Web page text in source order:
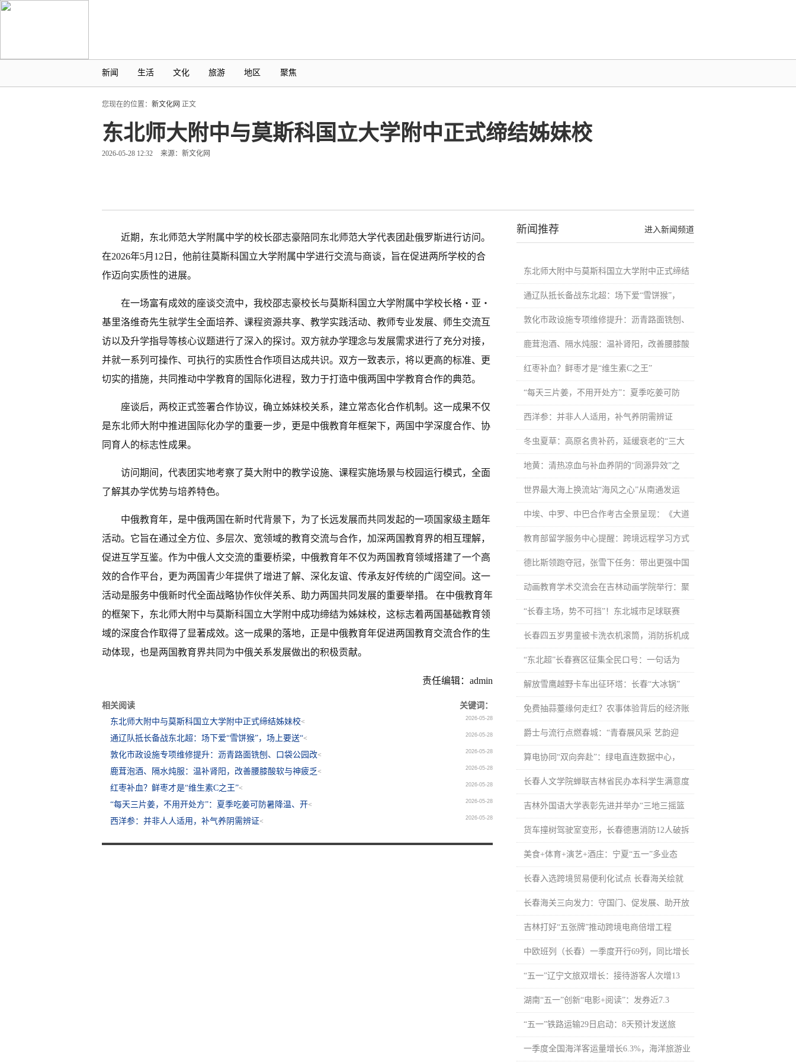
新闻 生活 文化 旅游 地区 聚焦
您现在的位置： 新文化网 正文
东北师大附中与莫斯科国立大学附中正式缔结姊妹校
2026-05-28 12:32 来源：新文化网
近期，东北师范大学附属中学的校长邵志豪陪同东北师范大学代表团赴俄罗斯进行访问。
在2026年5月12日，他前往莫斯科国立大学附属中学进行交流与商谈，旨在促进两所学校的合
作迈向实质性的进展。
在一场富有成效的座谈交流中，我校邵志豪校长与莫斯科国立大学附属中学校长格・亚・
基里洛维奇先生就学生全面培养、课程资源共享、教学实践活动、教师专业发展、师生交流互
访以及升学指导等核心议题进行了深入的探讨。双方就办学理念与发展需求进行了充分对接，
并就一系列可操作、可执行的实质性合作项目达成共识。双方一致表示，将以更高的标准、更
切实的措施，共同推动中学教育的国际化进程，致力于打造中俄两国中学教育合作的典范。
座谈后，两校正式签署合作协议，确立姊妹校关系，建立常态化合作机制。这一成果不仅
是东北师大附中推进国际化办学的重要一步，更是中俄教育年框架下，两国中学深度合作、协
同育人的标志性成果。
访问期间，代表团实地考察了莫大附中的教学设施、课程实施场景与校园运行模式，全面
了解其办学优势与培养特色。
中俄教育年，是中俄两国在新时代背景下，为了长远发展而共同发起的一项国家级主题年
活动。它旨在通过全方位、多层次、宽领域的教育交流与合作，加深两国教育界的相互理解，
促进互学互鉴。作为中俄人文交流的重要桥梁，中俄教育年不仅为两国教育领域搭建了一个高
效的合作平台，更为两国青少年提供了增进了解、深化友谊、传承友好传统的广阔空间。这一
活动是服务中俄新时代全面战略协作伙伴关系、助力两国共同发展的重要举措。 在中俄教育年
的框架下，东北师大附中与莫斯科国立大学附中成功缔结为姊妹校，这标志着两国基础教育领
域的深度合作取得了显著成效。这一成果的落地，正是中俄教育年促进两国教育交流合作的生
动体现，也是两国教育界共同为中俄关系发展做出的积极贡献。
责任编辑：admin
相关阅读
关键词：
东北师大附中与莫斯科国立大学附中正式缔结姊妹校< 2026-05-28
通辽队抵长备战东北超：场下爱“雪饼猴”，场上要送“< 2026-05-28
敦化市政设施专项维修提升：沥青路面铣刨、口袋公园改< 2026-05-28
鹿茸泡酒、隔水炖服：温补肾阳，改善腰膝酸软与神疲乏< 2026-05-28
红枣补血？鲜枣才是“维生素C之王”< 2026-05-28
“每天三片姜，不用开处方”：夏季吃姜可防暑降温、开< 2026-05-28
西洋参：并非人人适用，补气养阴需辨证< 2026-05-28
进入新闻频道
新闻推荐
东北师大附中与莫斯科国立大学附中正式缔结
通辽队抵长备战东北超：场下爱“雪饼猴”，
敦化市政设施专项维修提升：沥青路面铣刨、
鹿茸泡酒、隔水炖服：温补肾阳，改善腰膝酸
红枣补血？鲜枣才是“维生素C之王”
“每天三片姜，不用开处方”：夏季吃姜可防
西洋参：并非人人适用，补气养阴需辨证
冬虫夏草：高原名贵补药，延缓衰老的“三大
地黄：清热凉血与补血养阴的“同源异效”之
世界最大海上换流站“海风之心”从南通发运
中埃、中罗、中巴合作考古全景呈现：《大道
教育部留学服务中心提醒：跨境远程学习方式
德比斯领跑夺冠，张雪下任务：带出更强中国
动画教育学术交流会在吉林动画学院举行：聚
“长春主场，势不可挡”！东北城市足球联赛
长春四五岁男童被卡洗衣机滚筒，消防拆机成
“东北超”长春赛区征集全民口号：一句话为
解放雪鹰越野卡车出征环塔：长春“大冰锅”
免费抽蒜薹缘何走红？农事体验背后的经济账
爵士与流行点燃春城：“青春展风采 艺韵迎
算电协同“双向奔赴”：绿电直连数据中心，
长春人文学院蝉联吉林省民办本科学生满意度
吉林外国语大学表彰先进并举办“三地三摇篮
货车撞树驾驶室变形，长春德惠消防12人破拆
美食+体育+演艺+酒庄：宁夏“五一”多业态
长春入选跨境贸易便利化试点 长春海关绘就
长春海关三向发力：守国门、促发展、助开放
吉林打好“五张牌”推动跨境电商倍增工程
中欧班列（长春）一季度开行69列，同比增长
“五一”辽宁文旅双增长：接待游客人次增13
湖南“五一”创新“电影+阅读”：发券近7.3
“五一”铁路运输29日启动：8天预计发送旅
一季度全国海洋客运量增长6.3%，海洋旅游业